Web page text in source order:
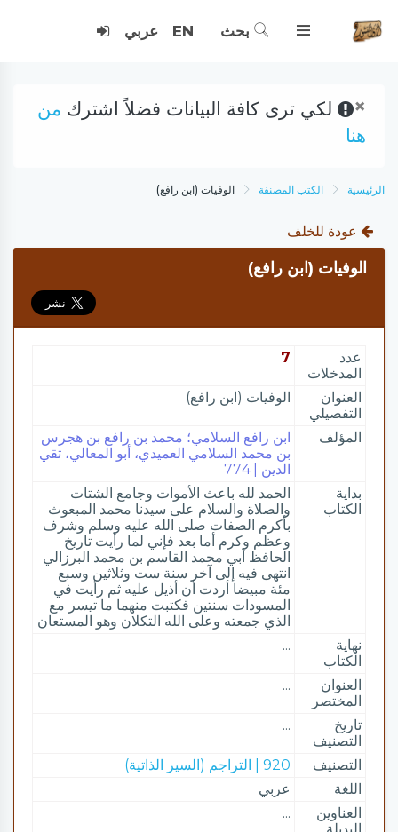
بحث EN عربي
× لكي ترى كافة البيانات فضلاً اشترك من
هنا
الرئيسية الكتب المصنفة الوفيات (ابن رافع)
عودة للخلف
الوفيات (ابن رافع)
عدد
المدخلات
7
العنوان
التفصيلي
الوفيات (ابن رافع)
المؤلف
ابن رافع السلامي؛ محمد بن رافع بن هجرس
بن محمد السلامي العميدي، أبو المعالي، تقي
الدين | 774
بداية
الكتاب
الحمد لله باعث الأموات وجامع الشتات
والصلاة والسلام على سيدنا محمد المبعوث
بأكرم الصفات صلى الله عليه وسلم وشرف
وعظم وكرم أما بعد فإني لما رأيت تاريخ
الحافظ أبي محمد القاسم بن محمد البرزالي
انتهى فيه إلى آخر سنة ست وثلاثين وسبع
مئة مبيضا أردت أن أذيل عليه ثم رأيت في
المسودات سنتين فكتبت منهما ما تيسر مع
الذي جمعته وعلى الله التكلان وهو المستعان
نهاية
الكتاب
...
العنوان
المختصر
...
تاريخ
التصنيف
...
التصنيف
920 | التراجم (السير الذاتية)
اللغة
عربي
العناوين
...